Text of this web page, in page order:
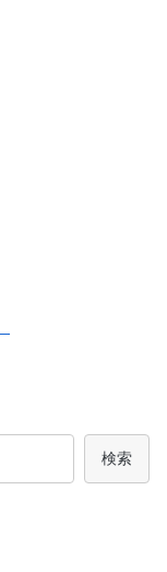
検索